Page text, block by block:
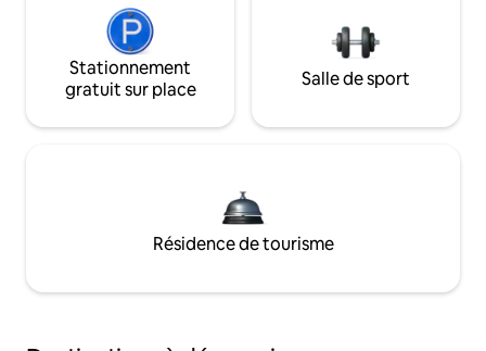
Stationnement
gratuit sur place
Salle de sport
Résidence de tourisme